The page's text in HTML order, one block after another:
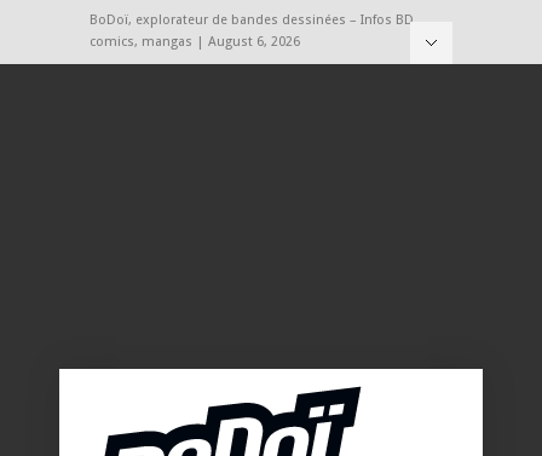
BoDoï, explorateur de bandes dessinées – Infos BD,
comics, mangas | August 6, 2026